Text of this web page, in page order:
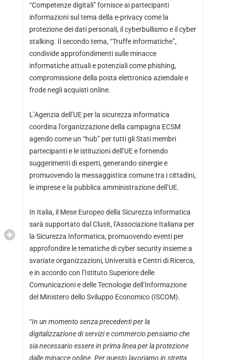
“Competenze digitali” fornisce ai partecipanti
informazioni sul tema della e-privacy come la
protezione dei dati personali, il cyberbullismo e il cyber
stalking. Il secondo tema, “Truffe informatiche”,
condivide approfondimenti sulle minacce
informatiche attuali e potenziali come phishing,
compromissione della posta elettronica aziendale e
frode negli acquisti online.
L’Agenzia dell’UE per la sicurezza informatica
coordina l’organizzazione della campagna ECSM
agendo come un “hub” per tutti gli Stati membri
partecipanti e le istituzioni dell’UE e fornendo
suggerimenti di esperti, generando sinergie e
promuovendo la messaggistica comune tra i cittadini,
le imprese e la pubblica amministrazione dell’UE.
In Italia, il Mese Europeo della Sicurezza Informatica
sarà supportato dal Clusit, l’Associazione Italiana per
la Sicurezza Informatica, promuovendo eventi per
approfondire le tematiche di cyber security insieme a
svariate organizzazioni, Università e Centri di Ricerca,
e in accordo con l’Istituto Superiore delle
Comunicazioni e delle Tecnologie dell’Informazione
del Ministero dello Sviluppo Economico (ISCOM).
“In un momento senza precedenti per la
digitalizzazione di servizi e commercio pensiamo che
sia necessario essere in prima linea per la protezione
dalle minacce online. Per questo lavoriamo in stretta